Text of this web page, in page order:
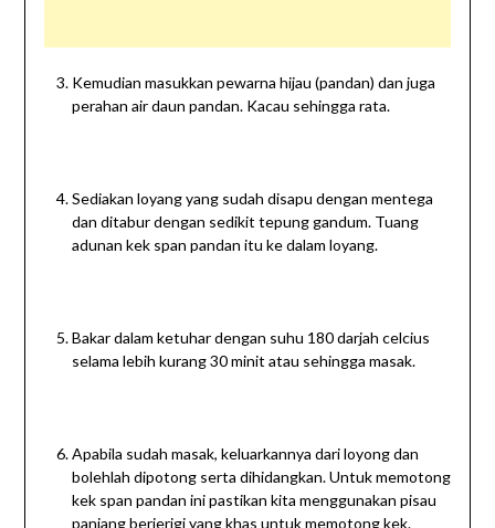
Kemudian masukkan pewarna hijau (pandan) dan juga
perahan air daun pandan. Kacau sehingga rata.
Sediakan loyang yang sudah disapu dengan mentega
dan ditabur dengan sedikit tepung gandum. Tuang
adunan kek span pandan itu ke dalam loyang.
Bakar dalam ketuhar dengan suhu 180 darjah celcius
selama lebih kurang 30 minit atau sehingga masak.
Apabila sudah masak, keluarkannya dari loyong dan
bolehlah dipotong serta dihidangkan. Untuk memotong
kek span pandan ini pastikan kita menggunakan pisau
panjang berjerigi yang khas untuk memotong kek.